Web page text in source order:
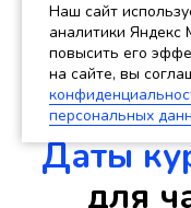
Даты
для
Наш сайт
аналитики Яндекс
повысить его
на сайте, вы
персональных